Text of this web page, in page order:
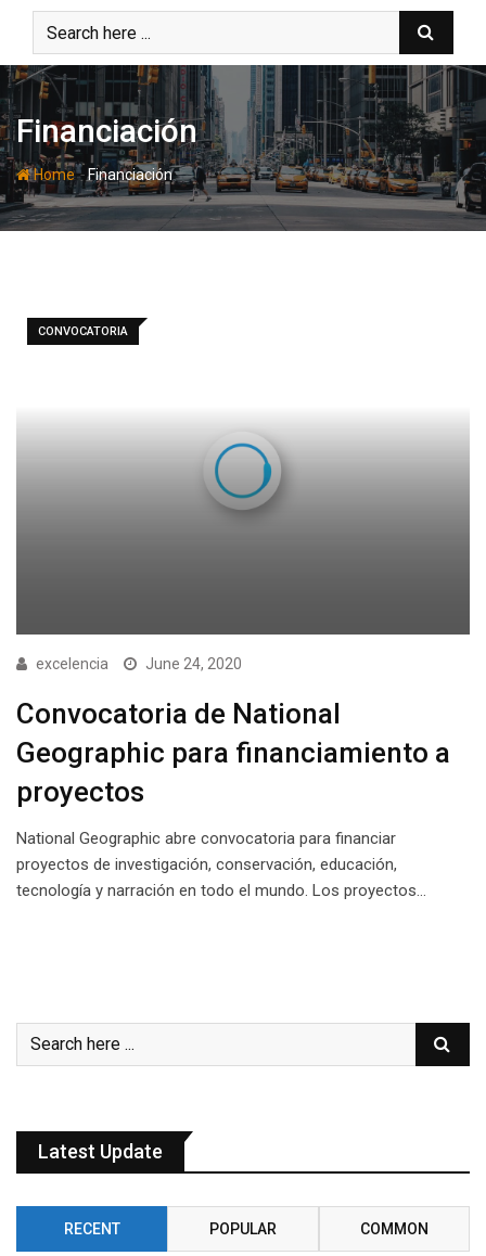
content
Financiación
Home-Financiación
CONVOCATORIA
excelencia June 24, 2020
Convocatoria de National
Geographic para financiamiento a
proyectos
National Geographic abre convocatoria para financiar
proyectos de investigación, conservación, educación,
tecnología y narración en todo el mundo. Los proyectos…
Latest Update
RECENT POPULAR COMMON